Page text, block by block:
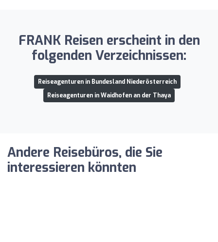
FRANK Reisen erscheint in den
folgenden Verzeichnissen:
Reiseagenturen in Bundesland Niederösterreich
Reiseagenturen in Waidhofen an der Thaya
Andere Reisebüros, die Sie
interessieren könnten